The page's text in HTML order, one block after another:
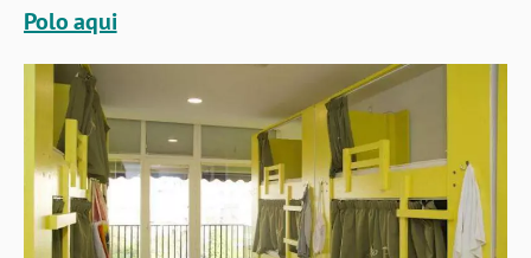
Polo aqui